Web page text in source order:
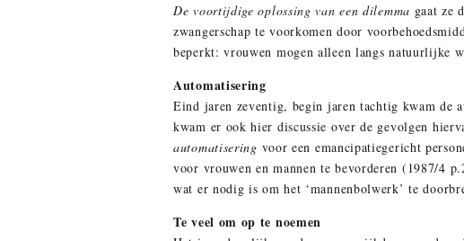
De voortijdige oplossing van een dilemma gaat ze
zwangerschap te voorkomen door
beperkt: vrouwen mogen alleen langs natuurlijke
Automatisering
Eind jaren zeventig, begin jaren tachtig kwam de
kwam er ook hier discussie over de gevolgen
automatisering voor een emancipatiegericht
voor vrouwen en mannen te bevorderen (1987/4
wat er nodig is om het ‘mannenbolwerk’ te
Te veel om op te noemen